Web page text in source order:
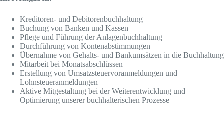
Kreditoren- und Debitorenbuchhaltung
Buchung von Banken und Kassen
Pflege und Führung der Anlagenbuchhaltung
Durchführung von Kontenabstimmungen
Übernahme von Gehalts- und Bankumsätzen in die Buchhaltung
Mitarbeit bei Monatsabschlüssen
Erstellung von Umsatzsteuervoranmeldungen und
Lohnsteueranmeldungen
Aktive Mitgestaltung bei der Weiterentwicklung und
Optimierung unserer buchhalterischen Prozesse